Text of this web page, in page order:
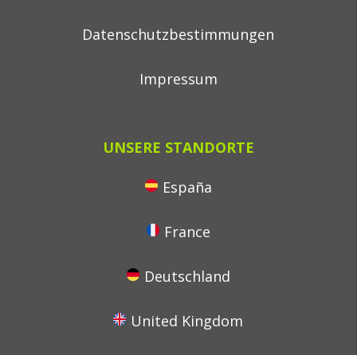
Datenschutzbestimmungen
Impressum
UNSERE STANDORTE
España
France
Deutschland
United Kingdom